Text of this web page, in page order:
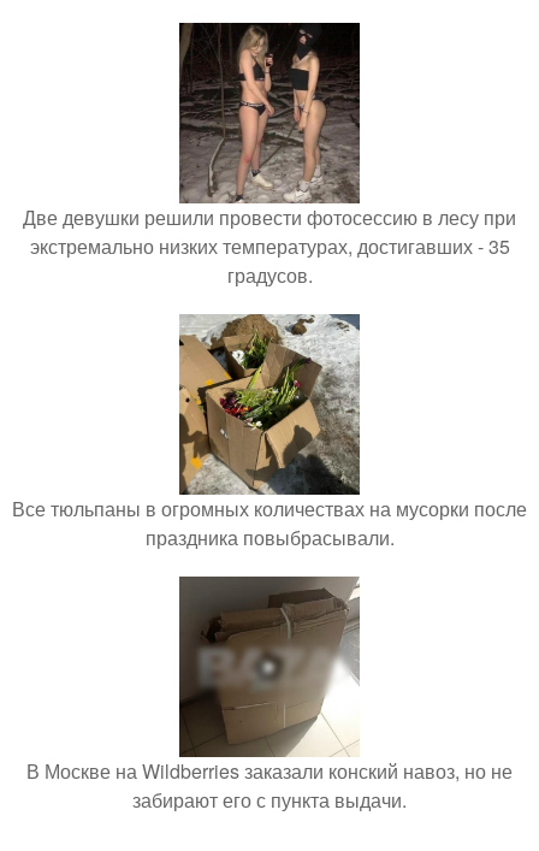
Две девушки решили провести фотосессию в лесу при
экстремально низких температурах, достигавших - 35
градусов.
Все тюльпаны в огромных количествах на мусорки после
праздника повыбрасывали.
В Москве на Wildberries заказали конский навоз, но не
забирают его с пункта выдачи.